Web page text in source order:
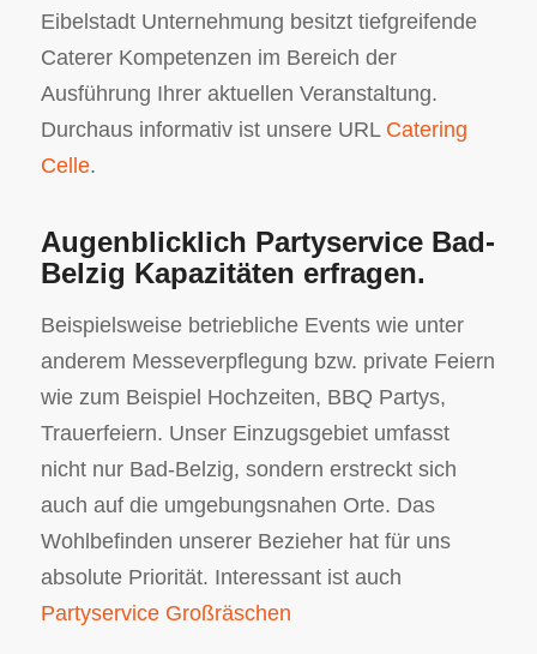
Eibelstadt Unternehmung besitzt tiefgreifende
Caterer Kompetenzen im Bereich der
Ausführung Ihrer aktuellen Veranstaltung.
Durchaus informativ ist unsere URL Catering
Celle.
Augenblicklich Partyservice Bad-
Belzig Kapazitäten erfragen.
Beispielsweise betriebliche Events wie unter
anderem Messeverpflegung bzw. private Feiern
wie zum Beispiel Hochzeiten, BBQ Partys,
Trauerfeiern. Unser Einzugsgebiet umfasst
nicht nur Bad-Belzig, sondern erstreckt sich
auch auf die umgebungsnahen Orte. Das
Wohlbefinden unserer Bezieher hat für uns
absolute Priorität. Interessant ist auch
Partyservice Großräschen